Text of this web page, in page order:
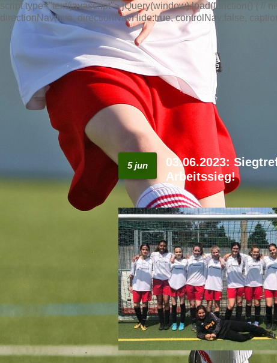
script type="text/javascript"> jQuery(window).load(function() { //
directionNav:true, directionNavHide:true, controlNav:false,
5 jun
03.06.2023:
Arbeitssieg!